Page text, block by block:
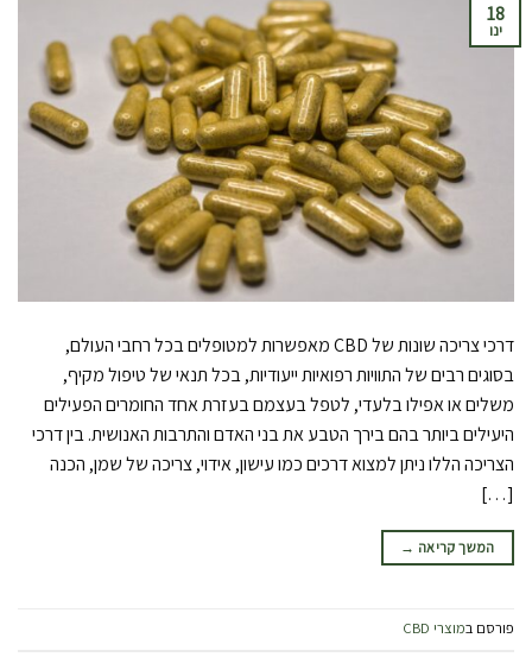
18
ינו
דרכי צריכה שונות של CBD מאפשרות למטופלים בכל רחבי העולם,
בסוגים רבים של התוויות רפואיות ייעודיות, בכל תנאי של טיפול מקיף,
משלים או אפילו בלעדי, לטפל בעצמם בעזרת אחד החומרים הפעילים
היעילים ביותר בהם בירך הטבע את בני האדם והתרבות האנושית. בין דרכי
הצריכה הללו ניתן למצוא דרכים כמו עישון, אידוי, צריכה של שמן, הכנה
[…]
המשך קריאה →
פורסם במוצרי CBD